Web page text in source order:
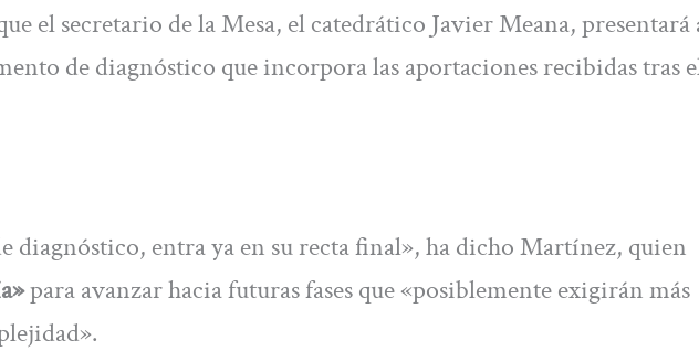
el secretario de la Mesa, el catedrático Javier Meana, presentará
de diagnóstico que incorpora las aportaciones recibidas tras
diagnóstico, entra ya en su recta final», ha dicho Martínez, quien
para avanzar hacia futuras fases que «posiblemente exigirán más